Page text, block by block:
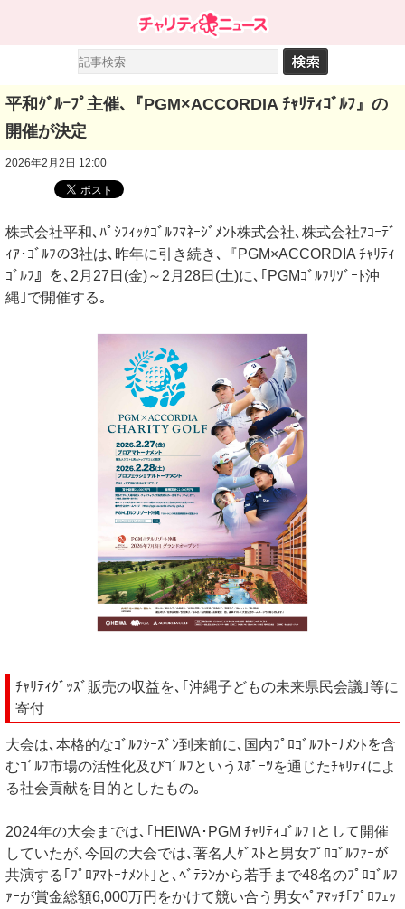
平和ｸﾞﾙｰﾌﾟ主催､『PGM×ACCORDIA ﾁｬﾘﾃｨｺﾞﾙﾌ』の
開催が決定
2026年2月2日 12:00
株式会社平和､ﾊﾟｼﾌｨｯｸｺﾞﾙﾌﾏﾈｰｼﾞﾒﾝﾄ株式会社､株式会社ｱｺｰﾃﾞ
ｨｱ･ｺﾞﾙﾌの3社は､昨年に引き続き､『PGM×ACCORDIA ﾁｬﾘﾃｨ
ｺﾞﾙﾌ』を､2月27日(金)～2月28日(土)に､｢PGMｺﾞﾙﾌﾘｿﾞｰﾄ沖
縄｣で開催する｡
ﾁｬﾘﾃｨｸﾞｯｽﾞ販売の収益を､｢沖縄子どもの未来県民会議｣等に
寄付
大会は､本格的なｺﾞﾙﾌｼｰｽﾞﾝ到来前に､国内ﾌﾟﾛｺﾞﾙﾌﾄｰﾅﾒﾝﾄを含
むｺﾞﾙﾌ市場の活性化及びｺﾞﾙﾌというｽﾎﾟｰﾂを通じたﾁｬﾘﾃｨによ
る社会貢献を目的としたもの｡
2024年の大会までは､｢HEIWA･PGM ﾁｬﾘﾃｨｺﾞﾙﾌ｣として開催
していたが､今回の大会では､著名人ｹﾞｽﾄと男女ﾌﾟﾛｺﾞﾙﾌｧｰが
共演する｢ﾌﾟﾛｱﾏﾄｰﾅﾒﾝﾄ｣と､ﾍﾞﾃﾗﾝから若手まで48名のﾌﾟﾛｺﾞﾙﾌ
ｧｰが賞金総額6,000万円をかけて競い合う男女ﾍﾟｱﾏｯﾁ｢ﾌﾟﾛﾌｪｯ